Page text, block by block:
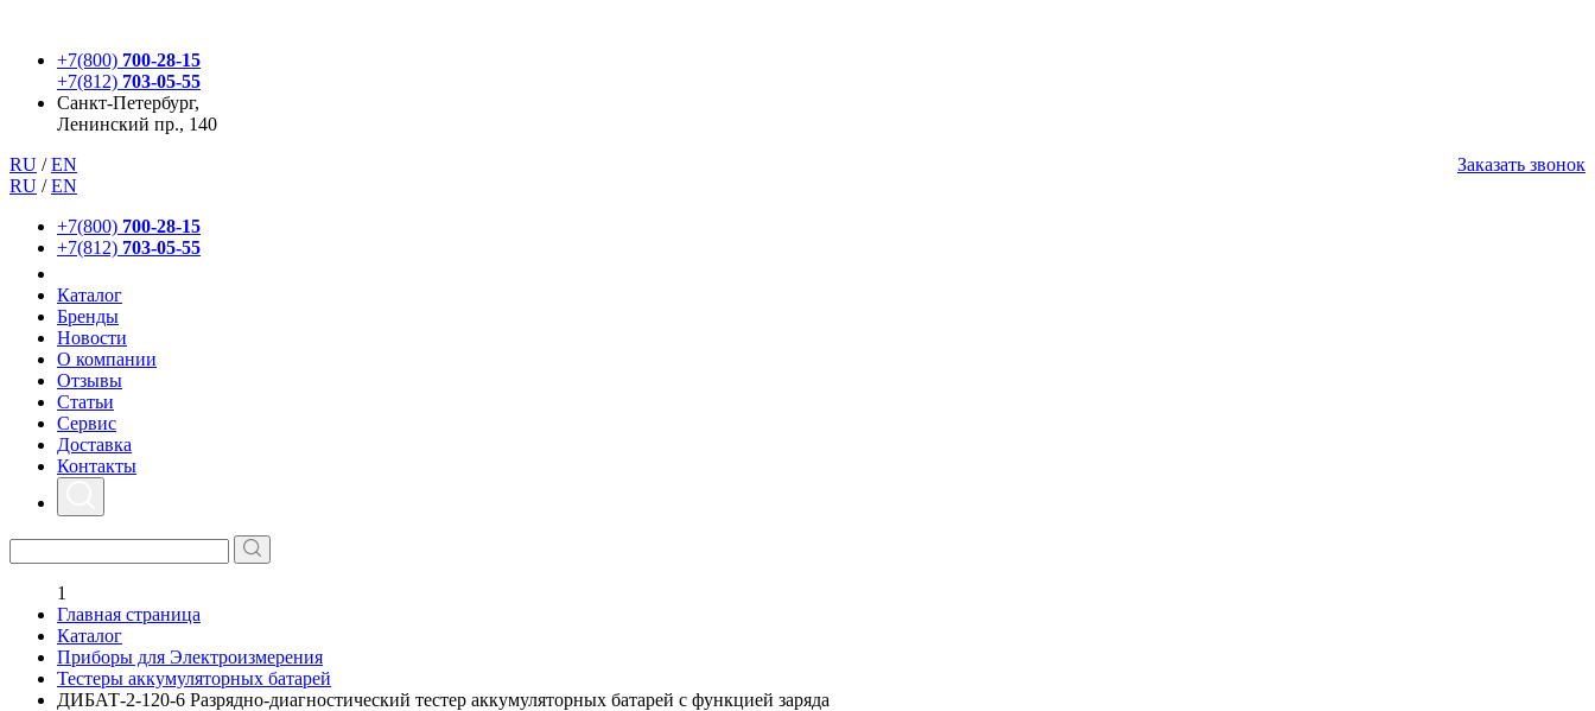
+7(800) 700-28-15
+7(812) 703-05-55
Санкт-Петербург,
Ленинский пр., 140
RU / EN
Заказать звонок
RU / EN
+7(800) 700-28-15
+7(812) 703-05-55
Каталог
Бренды
Новости
О компании
Отзывы
Статьи
Сервис
Доставка
Контакты
1
Главная страница
Каталог
Приборы для Электроизмерения
Тестеры аккумуляторных батарей
ДИБАТ-2-120-6 Разрядно-диагностический тестер аккумуляторных батарей c функцией заряда